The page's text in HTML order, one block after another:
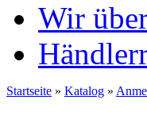
Wir
Startseite » Katalog »